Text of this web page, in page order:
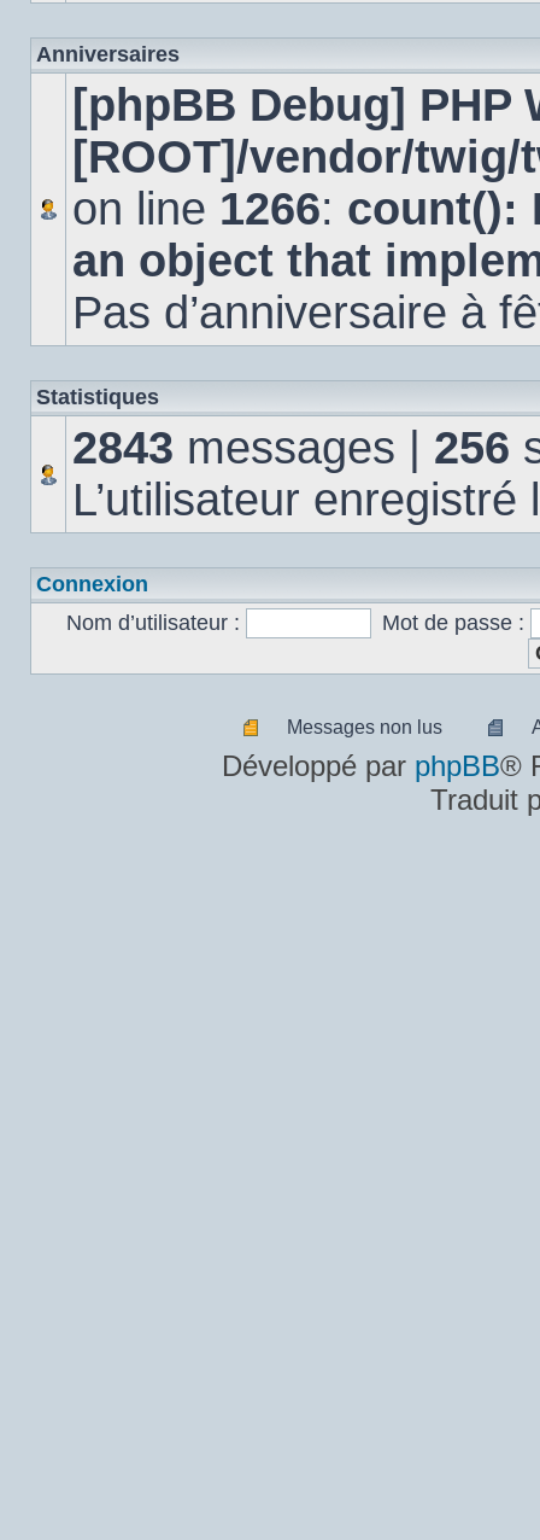
Anniversaires
[phpBB Debug] PHP
[ROOT]/vendor/
on line 1266: count():
an object that
Pas d’anniversaire à
Statistiques
2843 messages | 256
L’utilisateur
Connexion
Nom d’utilisateur :
Mot de passe :
Messages
non
Messages non lus
lu
Développé par phpBB®
Traduit